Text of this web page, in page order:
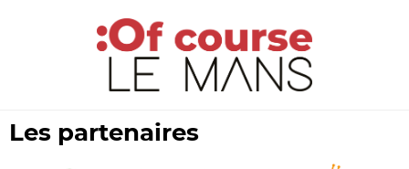
Les partenaires